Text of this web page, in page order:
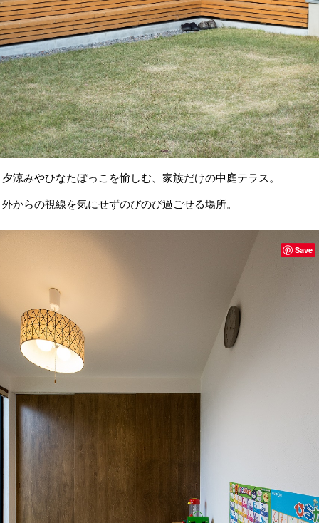
夕涼みやひなたぼっこを愉しむ、家族だけの中庭テラス。
外からの視線を気にせずのびのび過ごせる場所。
Save